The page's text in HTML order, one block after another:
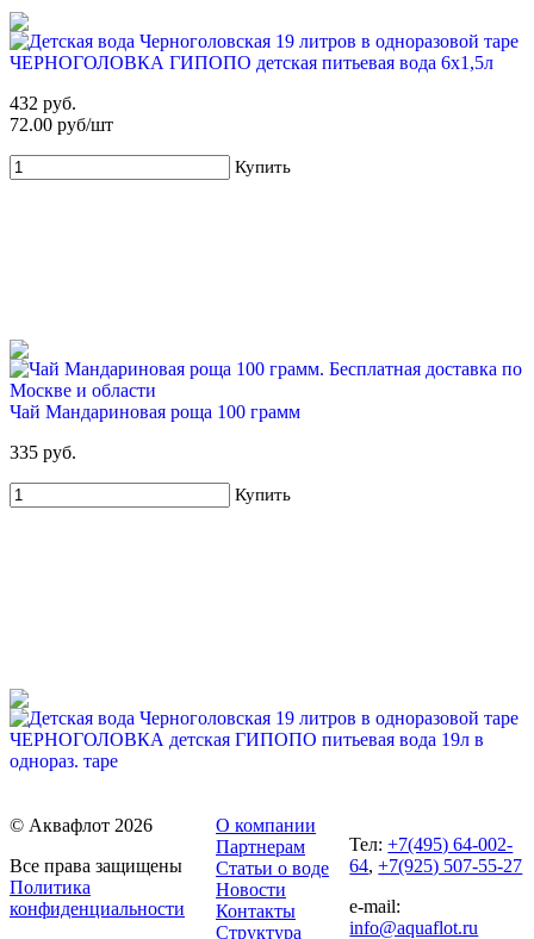
Для новых клиентов. Стартовый набор ХВАЛОВСКАЯ
Горная (3х19л) + помпа
799 руб2 795 руб
Для новых клиентов. Стартовый набор ХВАЛОВСКАЯ
Deluxe (2х19л) + USB помпа
51%
Для новых клиентов. Стартовый набор ХВАЛОВСКАЯ
Горная 19л + USB помпа
Купить
ЧЕРНОГОЛОВКА ГИПОПО детская питьевая вода 6х1,5л
432 руб.
72.00 руб/шт
Купить
Чай Мандариновая роща 100 грамм
335 руб.
Купить
ЧЕРНОГОЛОВКА детская ГИПОПО питьевая вода 19л в
однораз. таре
Купить
© Аквафлот 2026
Все права защищены
Политика
конфиденциальности
О компании
Партнерам
Статьи о воде
Новости
Контакты
Структура
Тел:+7(495) 64-002-
64,+7(925) 507-55-27
e-mail:
info@aquaflot.ru